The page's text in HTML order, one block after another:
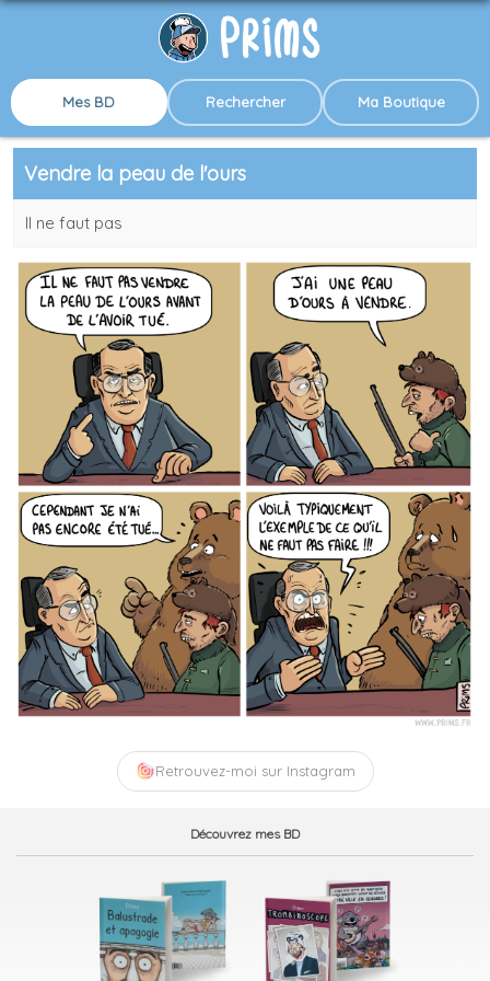
Mes BD Rechercher Ma Boutique
Vendre la peau de l'ours
Il ne faut pas
Retrouvez-moi sur Instagram
Découvrez mes BD